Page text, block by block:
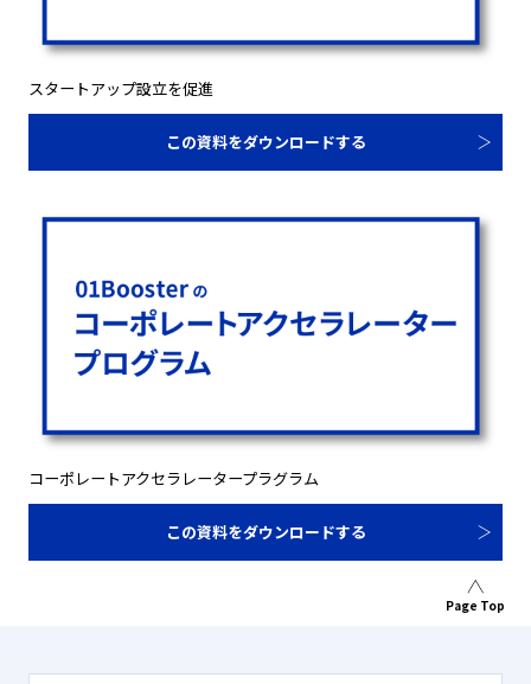
スタートアップ設立を促進
この資料をダウンロードする
コーポレートアクセラレータープラグラム
この資料をダウンロードする
Page Top